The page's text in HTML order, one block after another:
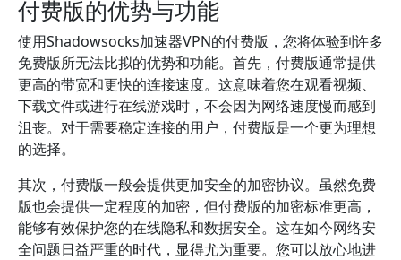
付费版的优势与功能
使用Shadowsocks加速器VPN的付费版，您将体验到许多
免费版所无法比拟的优势和功能。首先，付费版通常提供
更高的带宽和更快的连接速度。这意味着您在观看视频、
下载文件或进行在线游戏时，不会因为网络速度慢而感到
沮丧。对于需要稳定连接的用户，付费版是一个更为理想
的选择。
其次，付费版一般会提供更加安全的加密协议。虽然免费
版也会提供一定程度的加密，但付费版的加密标准更高，
能够有效保护您的在线隐私和数据安全。这在如今网络安
全问题日益严重的时代，显得尤为重要。您可以放心地进